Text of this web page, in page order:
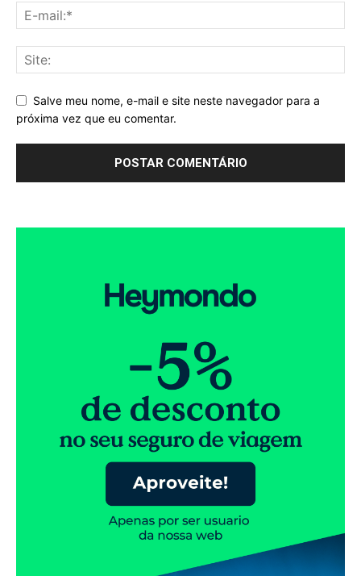
Salve meu nome, e-mail e site neste navegador para a
próxima vez que eu comentar.